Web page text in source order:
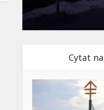
Cytat